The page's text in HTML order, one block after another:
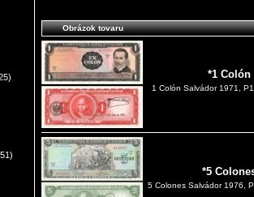
Obrázok tovaru
*1 Colón
1 Colón Salvádor 1971,
*5
5 Colones Salvádor 1976,